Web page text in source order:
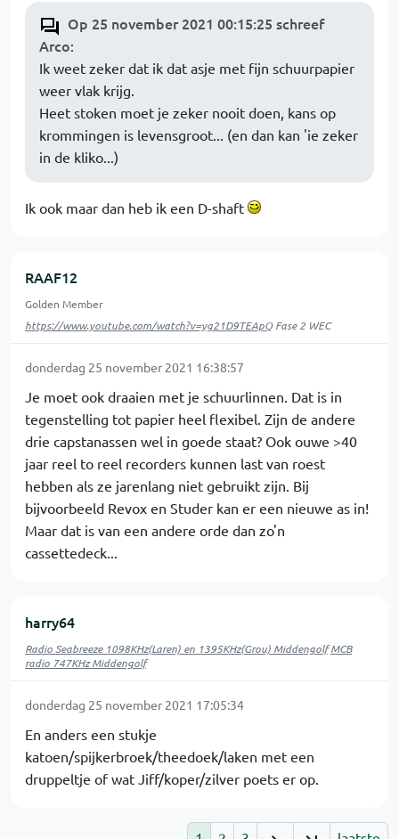
Op 25 november 2021 00:15:25 schreef
Arco:
Ik weet zeker dat ik dat asje met fijn schuurpapier
weer vlak krijg.
Heet stoken moet je zeker nooit doen, kans op
krommingen is levensgroot... (en dan kan 'ie zeker
in de kliko...)
Ik ook maar dan heb ik een D-shaft
RAAF12
Golden Member
https://www.youtube.com/watch?v=yg21D9TEApQFase 2 WEC
donderdag 25 november 2021 16:38:57
Je moet ook draaien met je schuurlinnen. Dat is in
tegenstelling tot papier heel flexibel. Zijn de andere
drie capstanassen wel in goede staat? Ook ouwe >40
jaar reel to reel recorders kunnen last van roest
hebben als ze jarenlang niet gebruikt zijn. Bij
bijvoorbeeld Revox en Studer kan er een nieuwe as in!
Maar dat is van een andere orde dan zo'n
cassettedeck...
harry64
Radio Seabreeze 1098KHz(Laren) en 1395KHz(Grou) Middengolf MCB
radio 747KHz Middengolf
donderdag 25 november 2021 17:05:34
En anders een stukje
katoen/spijkerbroek/theedoek/laken met een
druppeltje of wat Jiff/koper/zilver poets er op.